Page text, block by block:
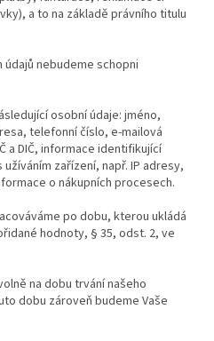
a to na základě právního titulu
údajů nebudeme schopni
osobní údaje: jméno,
telefonní číslo, e-mailová
a DIČ, informace identifikující
zařízení, např. IP adresy,
o nákupních procesech.
po dobu, kterou ukládá
hodnoty, § 35, odst. 2, ve
na dobu trvání našeho
dobu zároveň budeme Vaše